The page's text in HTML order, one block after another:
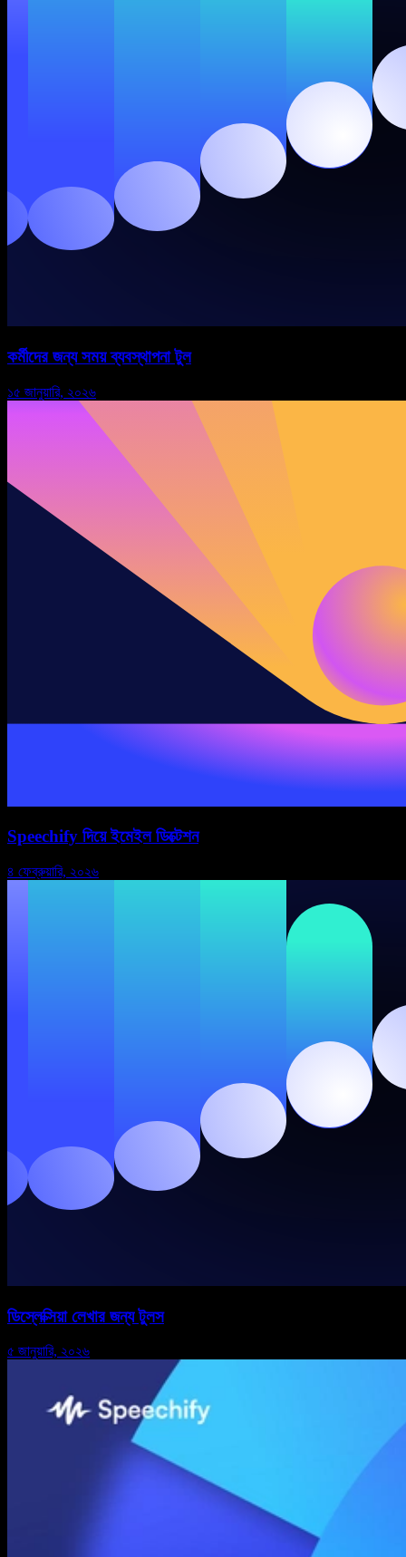
কর্মীদের জন্য সময় ব্যবস্থাপনা টুল
১৫ জানুয়ারি, ২০২৬
Speechify দিয়ে ইমেইল ডিক্টেশন
৪ ফেব্রুয়ারি, ২০২৬
ডিস্লেক্সিয়া লেখার জন্য টুলস
৫ জানুয়ারি, ২০২৬